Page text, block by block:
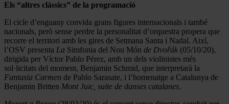
Els “altres clàssics” de la programació
El cicle d’enguany convida grans figures internacionals i també
nacionals, però sense perdre la personalitat d’orquestra propera que
recorre el territori amb les gires de Setmana Santa i Nadal. Així,
l’OSV presenta La Simfonia del Nou Món de Dvořák (05/10/20),
dirigida per Víctor Pablo Pérez, amb un dels violinistes més
sol·licitats del moment, Benjamin Schmid, que interpretarà la
Fantasia Carmen de Pablo Sarasate, i l’homenatge a Catalunya de
Benjamin Britten Mont Juic, suite de danses catalanes.